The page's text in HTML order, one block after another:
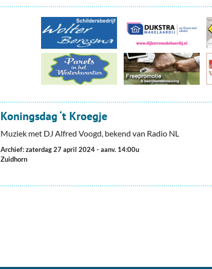
Koningsdag ‘t Kroegje
Muziek met DJ Alfred Voogd, bekend van Radio NL
Archief: zaterdag 27 april 2024- aanv. 14:00u
Zuidhorn